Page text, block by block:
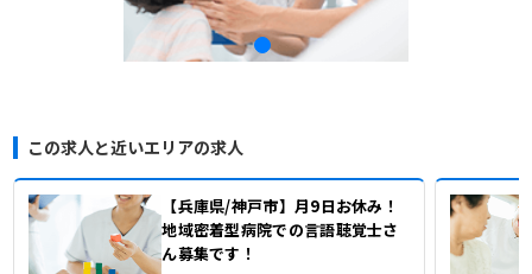
この求人と近いエリアの求人
【兵庫県/神戸市】月9日お休み！
地域密着型病院での言語聴覚士さ
ん募集です！